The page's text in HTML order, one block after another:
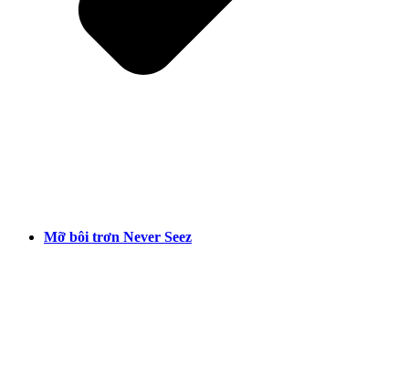
Mỡ bôi trơn Never Seez